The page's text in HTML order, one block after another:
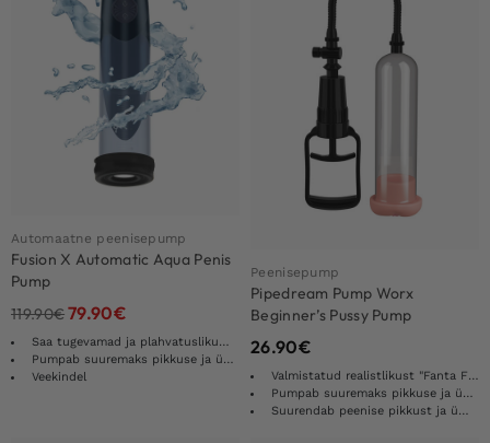
Automaatne peenisepump
Fusion X Automatic Aqua Penis
Pump
119.90€79.90€
Saa tugevamad ja plahvatuslikumad seemnepursked
Pumpab suuremaks pikkuse ja ümbermõõdu
Veekindel
Peenisepump
Pipedream Pump Worx
Beginner’s Pussy Pump
26.90€
Valmistatud realistlikust "Fanta Flesh"
Pumpab suuremaks pikkuse ja ümbermõõdu
Suurendab peenise pikkust ja ümbermõõtu